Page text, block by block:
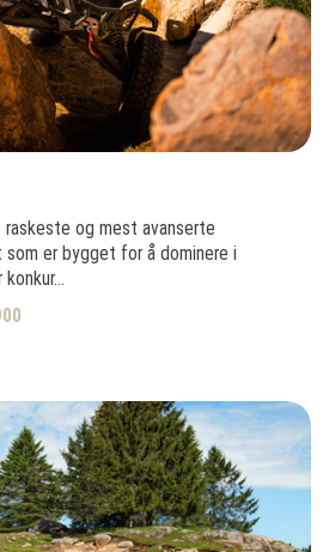
raskeste og mest avanserte
er bygget for å dominere i